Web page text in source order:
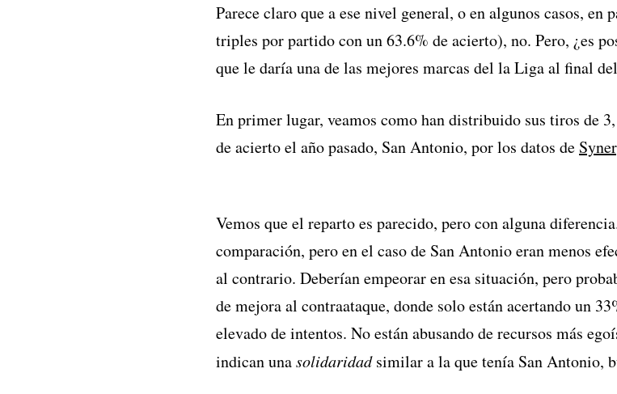
Parece claro que a ese nivel general, o en algunos casos, en
triples por partido con un 63.6% de acierto), no. Pero, ¿es
que le daría una de las mejores marcas del la Liga al final
En primer lugar, veamos como han distribuido sus tiros de
de acierto el año pasado, San Antonio, por los datos de
Vemos que el reparto es parecido, pero con alguna
comparación, pero en el caso de San Antonio eran menos
al contrario. Deberían empeorar en esa situación, pero
de mejora al contraataque, donde solo están acertando un
elevado de intentos. No están abusando de recursos más
indican unasolidaridadsimilar a la que tenía San Antonio,